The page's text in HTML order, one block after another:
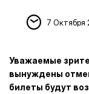
7 Октября
Уважаемые
вынуждены
билеты будут